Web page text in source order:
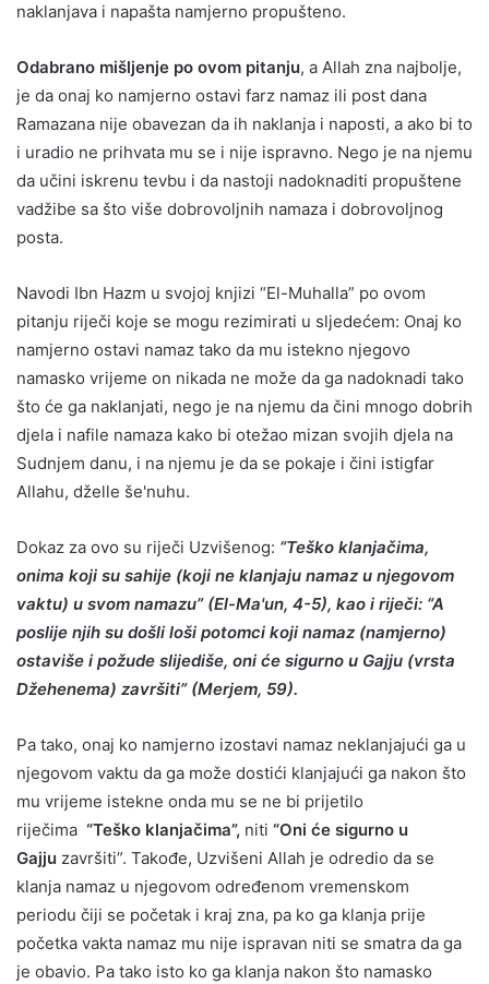
naklanjava i napašta namjerno propušteno.
Odabrano mišljenje po ovom pitanju, a Allah zna najbolje,
je da onaj ko namjerno ostavi farz namaz ili post dana
Ramazana nije obavezan da ih naklanja i naposti, a ako bi to
i uradio ne prihvata mu se i nije ispravno. Nego je na njemu
da učini iskrenu tevbu i da nastoji nadoknaditi propuštene
vadžibe sa što više dobrovoljnih namaza i dobrovoljnog
posta.
Navodi Ibn Hazm u svojoj knjizi “El-Muhalla” po ovom
pitanju riječi koje se mogu rezimirati u sljedećem: Onaj ko
namjerno ostavi namaz tako da mu istekno njegovo
namasko vrijeme on nikada ne može da ga nadoknadi tako
što će ga naklanjati, nego je na njemu da čini mnogo dobrih
djela i nafile namaza kako bi otežao mizan svojih djela na
Sudnjem danu, i na njemu je da se pokaje i čini istigfar
Allahu, dželle še'nuhu.
Dokaz za ovo su riječi Uzvišenog: “Teško klanjačima,
onima koji su sahije (koji ne klanjaju namaz u njegovom
vaktu) u svom namazu” (El-Ma'un, 4-5), kao i riječi: “A
poslije njih su došli loši potomci koji namaz (namjerno)
ostaviše i požude slijediše, oni će sigurno u Gajju (vrsta
Džehenema) završiti” (Merjem, 59).
Pa tako, onaj ko namjerno izostavi namaz neklanjajući ga u
njegovom vaktu da ga može dostići klanjajući ga nakon što
mu vrijeme istekne onda mu se ne bi prijetilo
riječima “Teško klanjačima”, niti “Oni će sigurno u
Gajju završiti”. Takođe, Uzvišeni Allah je odredio da se
klanja namaz u njegovom određenom vremenskom
periodu čiji se početak i kraj zna, pa ko ga klanja prije
početka vakta namaz mu nije ispravan niti se smatra da ga
je obavio. Pa tako isto ko ga klanja nakon što namasko